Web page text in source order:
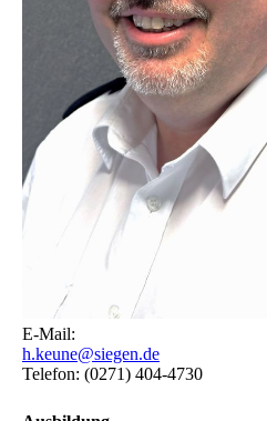
E-Mail:
h.keune@siegen.de
Telefon: (0271) 404-4730